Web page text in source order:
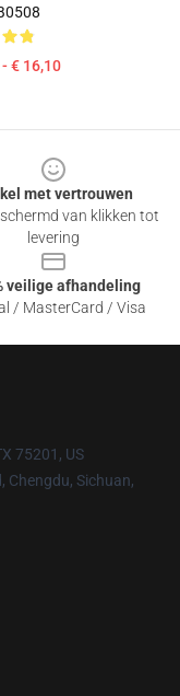
€ 16,10
met vertrouwen
van klikken tot
levering
veilige afhandeling
/ MasterCard / Visa
75201, US
Chengdu, Sichuan,